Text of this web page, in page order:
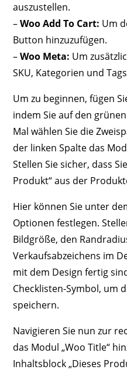
auszustellen.
–Woo Add To Cart: Um
Button hinzuzufügen.
–Woo Meta: Um
SKU, Kategorien und
Um zu beginnen, fügen
indem Sie auf den
Mal wählen Sie die
der linken Spalte das
Stellen Sie sicher, dass
Produkt“ aus der
Hier können Sie unter
Optionen festlegen.
Bildgröße, den
Verkaufsabzeichens im
mit dem Design fertig
Checklisten-Symbol, um
speichern.
Navigieren Sie nun zur
das Modul „Woo Title“
Inhaltsblock „Dieses